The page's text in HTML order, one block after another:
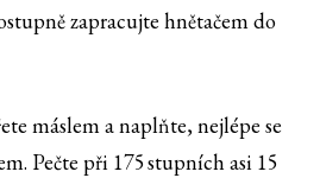
zapracujte hnětačem do
máslem a naplňte, nejlépe se
Pečte při 175 stupních asi 15